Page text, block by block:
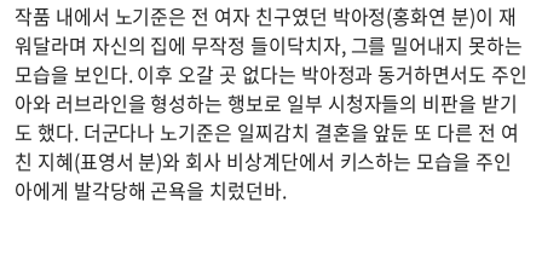
작품 내에서 노기준은 전 여자 친구였던 박아정(홍화연 분)이 재
워달라며 자신의 집에 무작정 들이닥치자, 그를 밀어내지 못하는
모습을 보인다. 이후 오갈 곳 없다는 박아정과 동거하면서도 주인
아와 러브라인을 형성하는 행보로 일부 시청자들의 비판을 받기
도 했다. 더군다나 노기준은 일찌감치 결혼을 앞둔 또 다른 전 여
친 지혜(표영서 분)와 회사 비상계단에서 키스하는 모습을 주인
아에게 발각당해 곤욕을 치렀던바.